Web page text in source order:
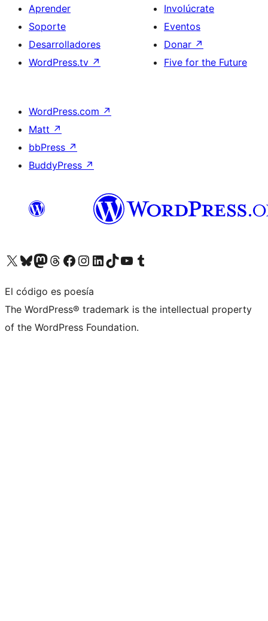
Aprender
Soporte
Desarrolladores
WordPress.tv ↗
Involúcrate
Eventos
Donar ↗
Five for the Future
WordPress.com ↗
Matt ↗
bbPress ↗
BuddyPress ↗
Visita nuestra cuenta de X (anteriormente Twitter)
Visita nuestra cuenta de Bluesky
Visita nuestra cuenta de Mastodon
Visita nuestra cuenta de Threads
Visita nuestra página de Facebook
Visita nuestra cuenta de Instagram
Visita nuestra cuenta de LinkedIn
Visita nuestra cuenta de TikTok
Visita nuestro canal de YouTube
Visita nuestra cuenta de Tumblr
El código es poesía
The WordPress® trademark is the intellectual property
of the WordPress Foundation.